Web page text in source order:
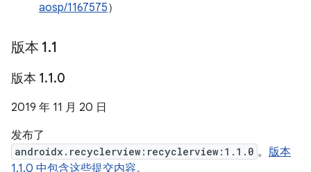
aosp/1167575）
版本 1.1
版本 1.1.0
2019 年 11 月 20 日
发布了
androidx.recyclerview:recyclerview:1.1.0 。 版本
1.1.0 中包含这些提交内容。